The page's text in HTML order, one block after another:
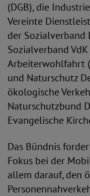
(DGB), die
Vereinte
der Sozialverband
Sozialverband
Arbeiterwohlfahrt
und Naturschutz
ökologische
Naturschutzbund
Evangelische
Das Bündnis
Fokus bei der
allem darauf, den